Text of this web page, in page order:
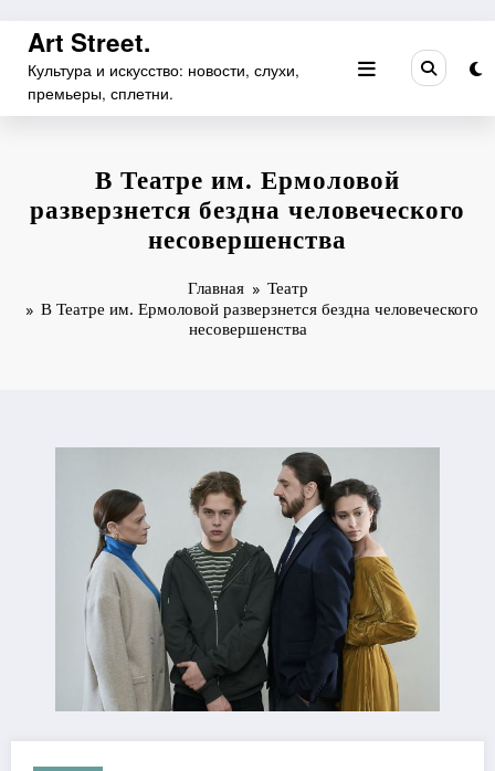
Перейти
содержимому
Art Street.
Культура и искусство: новости, слухи,
премьеры, сплетни.
В Театре им. Ермоловой
разверзнется бездна человеческого
несовершенства
Главная
Театр
В Театре им. Ермоловой разверзнется бездна человеческого
несовершенства